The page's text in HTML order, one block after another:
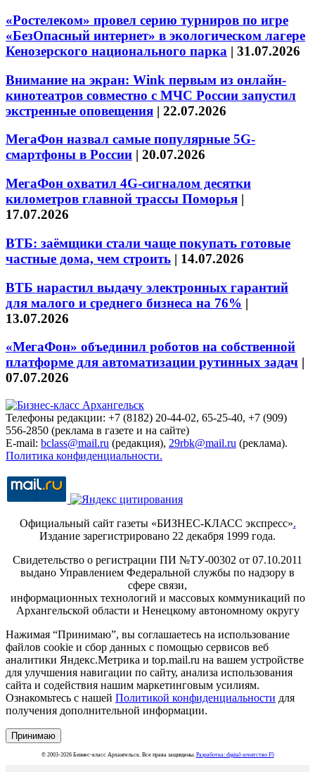
«Ростелеком» провел серию турниров по игре
«БезОпасный интернет» в экологическом лагере
Кенозерского национального парка | 31.07.2026
Внимание на экран: Wink первым из онлайн-
кинотеатров совместно с МЧС России запустил
экстренные оповещения | 22.07.2026
МегаФон назвал самые популярные 5G-
смартфоны в России | 20.07.2026
МегаФон охватил 4G-сигналом десятки
километров главной трассы Поморья |
17.07.2026
ВТБ: заёмщики стали чаще покупать готовые
частные дома, чем строить | 14.07.2026
ВТБ нарастил выдачу электронных гарантий
для малого и среднего бизнеса на 76% |
13.07.2026
«МегаФон» объединил роботов на собственной
платформе для автоматизации рутинных задач |
07.07.2026
Телефоны редакции: +7 (8182) 20-44-02, 65-25-40, +7 (909)
556-2850 (реклама в газете и на сайте)
E-mail: bclass@mail.ru (редакция), 29rbk@mail.ru (реклама).
Политика конфиденциальности.
Официальный сайт газеты «БИЗНЕС-КЛАСС экспресс».
Издание зарегистрировано 22 декабря 1999 года.
Свидетельство о регистрации ПИ №ТУ-00302 от 07.10.2011
выдано Управлением Федеральной службы по надзору в
сфере связи,
информационных технологий и массовых коммуникаций по
Архангельской области и Ненецкому автономному округу
Нажимая “Принимаю”, вы соглашаетесь на использование
файлов cookie и сбор данных с помощью сервисов веб
аналитики Яндекс.Метрика и top.mail.ru на вашем устройстве
для улучшения навигации по сайту, анализа использования
сайта и содействия нашим маркетинговым усилиям.
Ознакомьтесь с нашей Политикой конфиденциальности для
получения дополнительной информации.
Принимаю
© 2003-2026 Бизнес-класс Архангельск. Все права защищены. Разработка: digital-агентство F5